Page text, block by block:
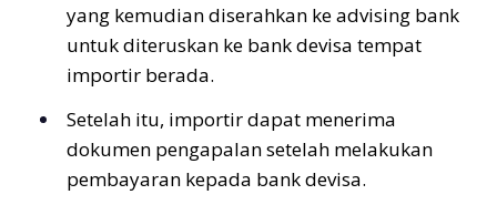
yang kemudian diserahkan ke advising bank
untuk diteruskan ke bank devisa tempat
importir berada.
Setelah itu, importir dapat menerima
dokumen pengapalan setelah melakukan
pembayaran kepada bank devisa.